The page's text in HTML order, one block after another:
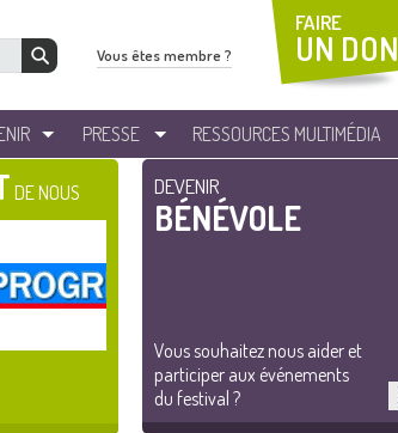
PRESSE RESSOURCES MULTIMÉDIA
Vous êtes membre ?
FAIRE
UN DON
DE NOUS DEVENIR
BÉNÉVOLE
Vous souhaitez nous aider et
participer aux événements
du festival ?